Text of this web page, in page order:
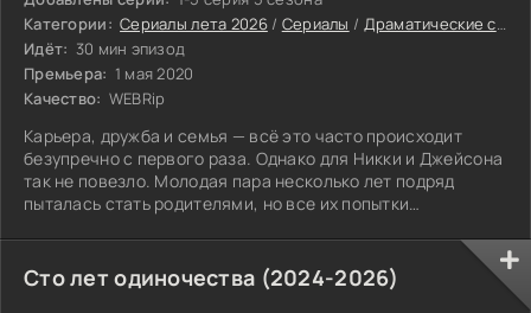
Категории: Сериалы лета 2026/ Сериалы / Драматические сериалы
Идёт: 30 мин эпизод
Премьера: 1 мая 2020
Качество: WEBRip
Карьера, дружба и семья — всё это часто происходит
безупречно с первого раза. Однако для Никки и Джейсона
так не повезло. Молодая пара несколько лет подряд
пыталась стать родителями, но все их попытки
Сто лет одиночества (2024-2026)